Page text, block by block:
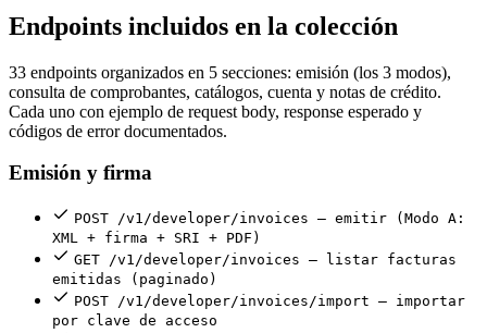
Endpoints incluidos en la colección
33 endpoints organizados en 5 secciones: emisión (los 3 modos),
consulta de comprobantes, catálogos, cuenta y notas de crédito.
Cada uno con ejemplo de request body, response esperado y
códigos de error documentados.
Emisión y firma
POST /v1/developer/invoices — emitir (Modo A:
XML + firma + SRI + PDF)
GET /v1/developer/invoices — listar facturas
emitidas (paginado)
POST /v1/developer/invoices/import — importar
por clave de acceso